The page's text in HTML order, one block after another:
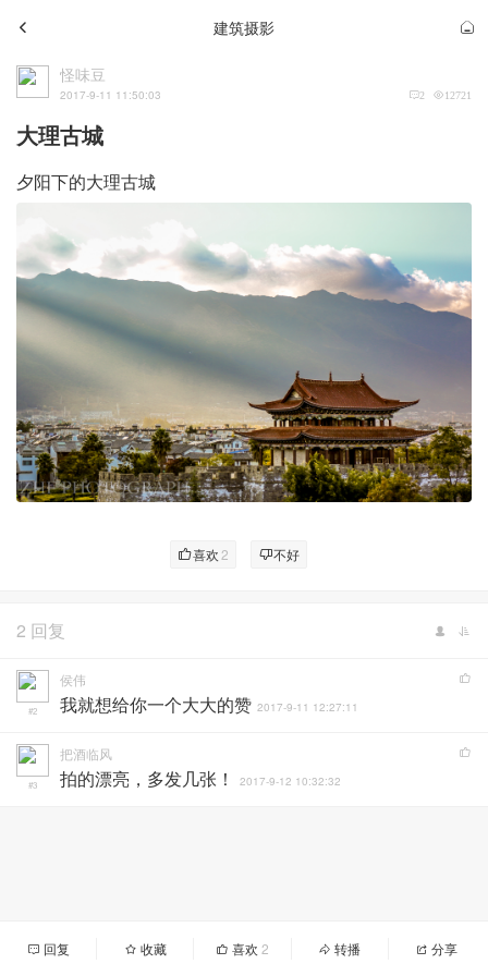
建筑摄影
怪味豆
2017-9-11 11:50:03 2 12721
大理古城
夕阳下的大理古城
喜欢 2 不好
2 回复
侯伟
#2 我就想给你一个大大的赞 2017-9-11 12:27:11
把酒临风
#3 拍的漂亮，多发几张！ 2017-9-12 10:32:32
回复 收藏 喜欢 2 转播 分享